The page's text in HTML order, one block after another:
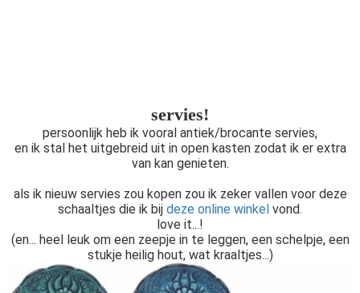
servies!
persoonlijk heb ik vooral antiek/brocante servies,
en ik stal het uitgebreid uit in open kasten zodat ik er extra
van kan genieten.
als ik nieuw servies zou kopen zou ik zeker vallen voor deze
schaaltjes die ik bij deze online winkel vond.
love it...!
(en... heel leuk om een zeepje in te leggen, een schelpje, een
stukje heilig hout, wat kraaltjes...)